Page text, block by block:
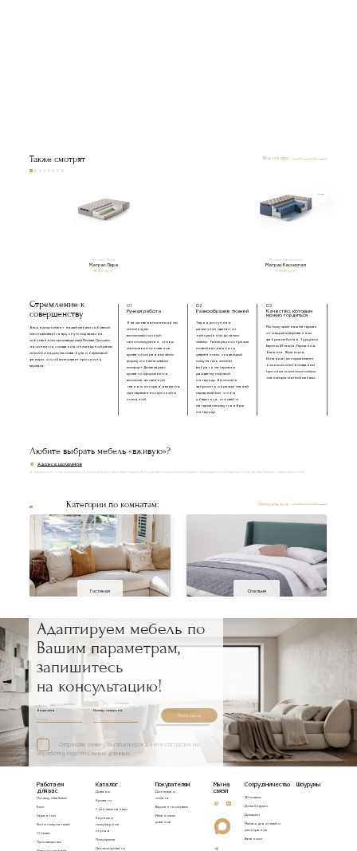
Также смотрят Все товары
Матрас Лира
Матрас Лира
38 400 руб.
Матрас Кассиопея
Матрас Кассиопея
94 100 руб.
Стремление к
совершенству
Весь ассортимент нашей мебели с обивкой
изготавливается вручную под заказ на
собственном производстве в Москве. Процесс
начинается с создания инженерной рамы
из комбинации массива бука и березовой
фанеры, что обеспечивает прочность
каркаса.
01
Ручная работа
В качестве наполнения мы
используем
высокоэластичный
пенополиуретан, чтобы
изголовье и основание
кровати сохраняли свою
форму и обеспечивали
комфорт. Далее каркас
кровати оформляется
высококачественной
тканью, которая является
одновременно прочной и
стильной.
02
Разнообразие тканей
Ткань доступна в
различных цветах: от
нейтральных до самых
смелых. Такое разнообразие
позволяет нам быть
уверенными, что каждый
покупатель сможет
выбрать материал и
расцветку под свой
интерьер. Вы можете
запросить образцы тканей
перед заказом, чтобы
убедиться, что цвет и
материал впишутся в Ваш
интерьер.
03
Качество, которым
можно гордиться
Мы получаем наш материал
от специализированных
фабрик из Китая, Турции и
Европы (Италия, Германия,
Бельгия, Франция,
Испания), которые имеют
большой опыт в создании
прочных и износостойких
тканей для мягкой мебели.
Любите выбрать мебель «вживую»?
Адреса шоурумов
Категории по комнатам: Смотреть все
Гостиная Спальня
Адаптируем мебель по
Вашим параметрам,
запишитесь
на консультацию!
Ваше имя Номер телефона
Записаться
Отправляя заявку, Вы подтверждаете согласие на
обработку персональных данных
Работаем
для вас
Почему Idealbeds
Блог
Гарантии
Фото покупателей
Отзывы
Производство
Каталог
Диваны
Кровати
Стеновые панели
Барные и
полубарные
стулья
Полукресла
Детские кровати
Покупателям
Доставка и
оплата
Варианты обивки
Механизмы
диванов
Мы на
связи
Сотрудничество
3D модели
Дизайнерам
Дилерам
Мебель для отелей и
ресторанов
Вакансии
Шоурумы